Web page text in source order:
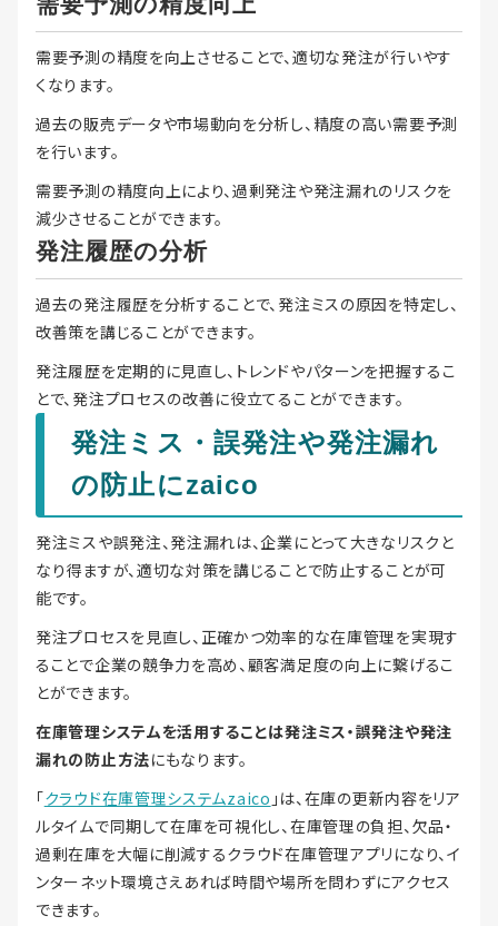
需要予測の精度を向上させることで、適切な発注が行いやす
くなります。
過去の販売データや市場動向を分析し、精度の高い需要予測
を行います。
需要予測の精度向上により、過剰発注や発注漏れのリスクを
減少させることができます。
発注履歴の分析
過去の発注履歴を分析することで、発注ミスの原因を特定し、
改善策を講じることができます。
発注履歴を定期的に見直し、トレンドやパターンを把握するこ
とで、発注プロセスの改善に役立てることができます。
発注ミス・誤発注や発注漏れ
の防止にzaico
発注ミスや誤発注、発注漏れは、企業にとって大きなリスクと
なり得ますが、適切な対策を講じることで防止することが可
能です。
発注プロセスを見直し、正確かつ効率的な在庫管理を実現す
ることで企業の競争力を高め、顧客満足度の向上に繋げるこ
とができます。
在庫管理システムを活用することは発注ミス・誤発注や発注
漏れの防止方法にもなります。
「クラウド在庫管理システムzaico 」は、在庫の更新内容をリア
ルタイムで同期して在庫を可視化し、在庫管理の負担、欠品・
過剰在庫を大幅に削減するクラウド在庫管理アプリになり、イ
ンターネット環境さえあれば時間や場所を問わずにアクセス
できます。